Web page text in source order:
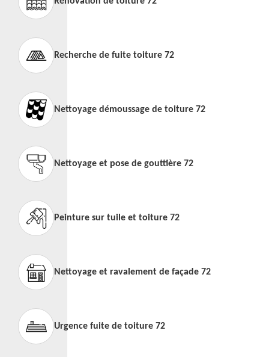
Recherche de fuite toiture 72
Nettoyage démoussage de toiture 72
Nettoyage et pose de gouttière 72
Peinture sur tuile et toiture 72
Nettoyage et ravalement de façade 72
Urgence fuite de toiture 72